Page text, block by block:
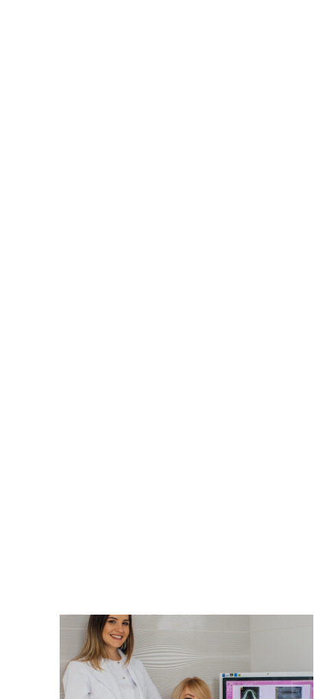
У передноворічній метушні, коли
купуються подарунки, прикрашаються
оселі, бажаємо святкового настрою,
гармонії, радості! Нехай прийдешній рік